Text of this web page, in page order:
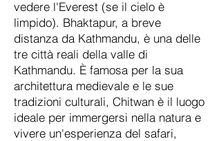
vedere l'Everest (se il cielo è
limpido). Bhaktapur, a breve
distanza da Kathmandu, è una delle
tre città reali della valle di
Kathmandu. È famosa per la sua
architettura medievale e le sue
tradizioni culturali, Chitwan è il luogo
ideale per immergersi nella natura e
vivere un'esperienza del safari,